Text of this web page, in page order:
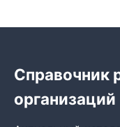
Справочник
организаций